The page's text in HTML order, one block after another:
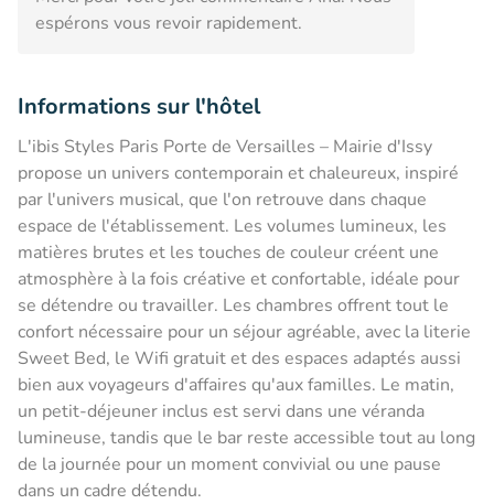
espérons vous revoir rapidement.
Informations sur l'hôtel
L'ibis Styles Paris Porte de Versailles – Mairie d'Issy
propose un univers contemporain et chaleureux, inspiré
par l'univers musical, que l'on retrouve dans chaque
espace de l'établissement. Les volumes lumineux, les
matières brutes et les touches de couleur créent une
atmosphère à la fois créative et confortable, idéale pour
se détendre ou travailler. Les chambres offrent tout le
confort nécessaire pour un séjour agréable, avec la literie
Sweet Bed, le Wifi gratuit et des espaces adaptés aussi
bien aux voyageurs d'affaires qu'aux familles. Le matin,
un petit-déjeuner inclus est servi dans une véranda
lumineuse, tandis que le bar reste accessible tout au long
de la journée pour un moment convivial ou une pause
dans un cadre détendu.